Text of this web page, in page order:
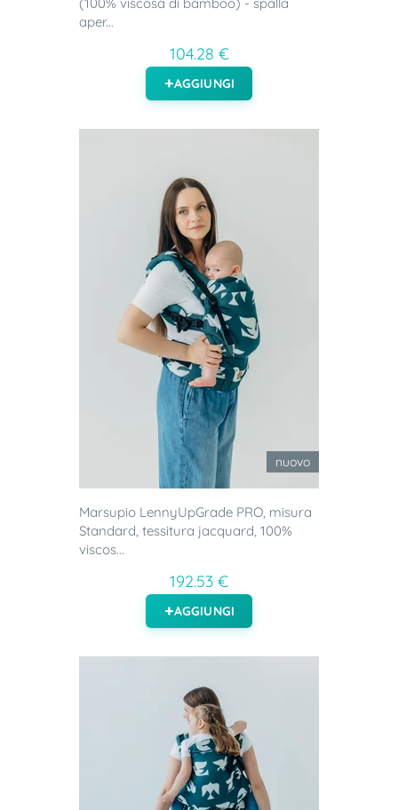
(100% viscosa di bamboo) - spalla
aper...
104.28 €
AGGIUNGI
nuovo
Marsupio LennyUpGrade PRO, misura
Standard, tessitura jacquard, 100%
viscos...
192.53 €
AGGIUNGI